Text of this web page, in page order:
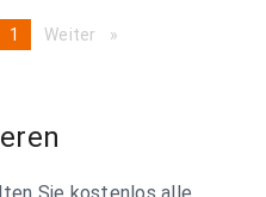
You're
1 Weiter page